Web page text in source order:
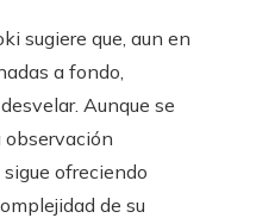
sugiere que, aun en
a fondo,
Aunque se
observación
ofreciendo
de su